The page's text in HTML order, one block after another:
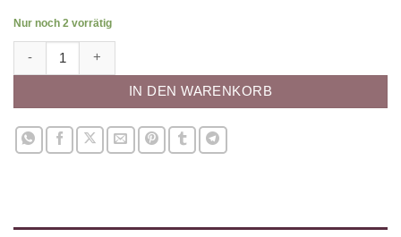
Nur noch 2 vorrätig
IN DEN WARENKORB